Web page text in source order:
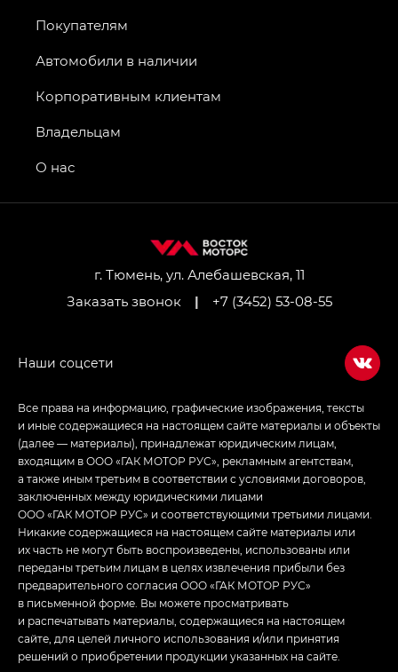
г. Тюмень, ул. Алебашевская, 11
Заказать звонок
| +7 (3452) 53-08-55
Покупателям
Автомобили в наличии
Корпоративным клиентам
Владельцам
О нас
Все права на информацию, графические изображения, тексты
и иные содержащиеся на настоящем сайте материалы и объекты
(далее — материалы), принадлежат юридическим лицам,
входящим в ООО «ГАК МОТОР РУС», рекламным агентствам,
а также иным третьим в соответствии с условиями договоров,
заключенных между юридическими лицами
ООО «ГАК МОТОР РУС» и соответствующими третьими лицами.
Никакие содержащиеся на настоящем сайте материалы или
их часть не могут быть воспроизведены, использованы или
переданы третьим лицам в целях извлечения прибыли без
предварительного согласия ООО «ГАК МОТОР РУС»
в письменной форме. Вы можете просматривать
и распечатывать материалы, содержащиеся на настоящем
сайте, для целей личного использования и/или принятия
решений о приобретении продукции указанных на сайте.